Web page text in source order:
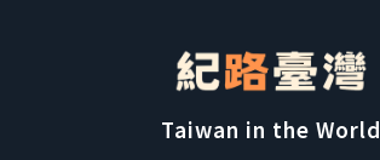
Taiwan in the World